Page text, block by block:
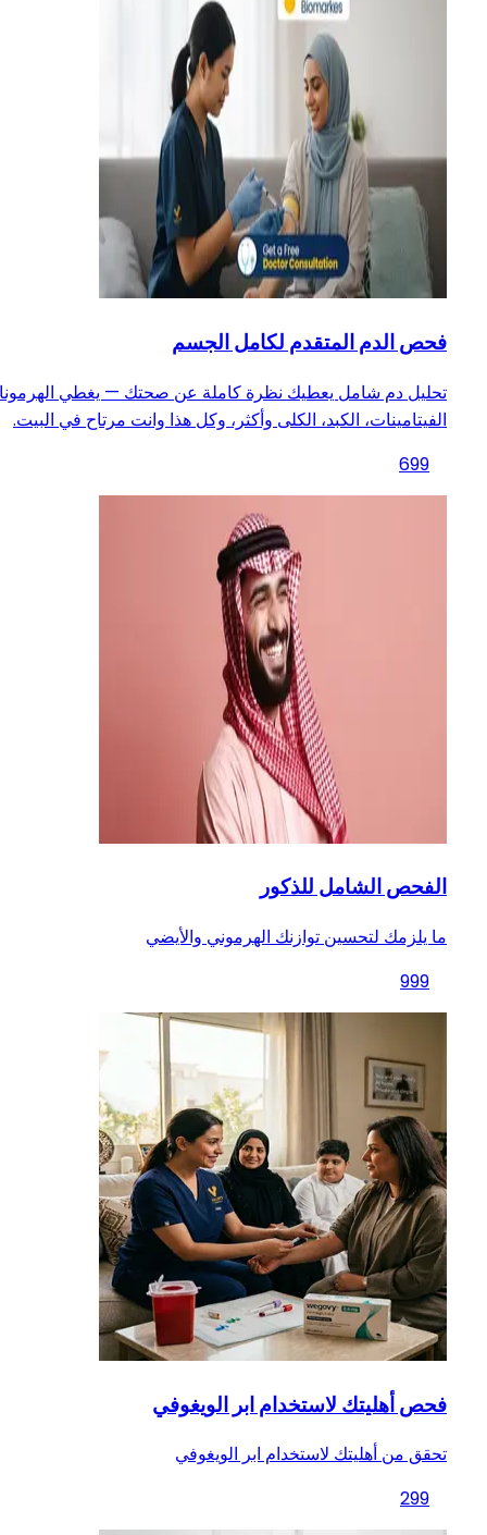
فحص الدم المتقدم لكامل الجسم
تحليل دم شامل يعطيك نظرة كاملة عن صحتك — يغطي
الفيتامينات، الكبد، الكلى وأكثر، وكل هذا وانت مرتاح في البيت.
699
الفحص الشامل للذكور
ما يلزمك لتحسين توازنك الهرموني والأيضي
999
فحص أهليتك لاستخدام ابر الويغوفي
تحقق من أهليتك لاستخدام ابر الويغوفي
299